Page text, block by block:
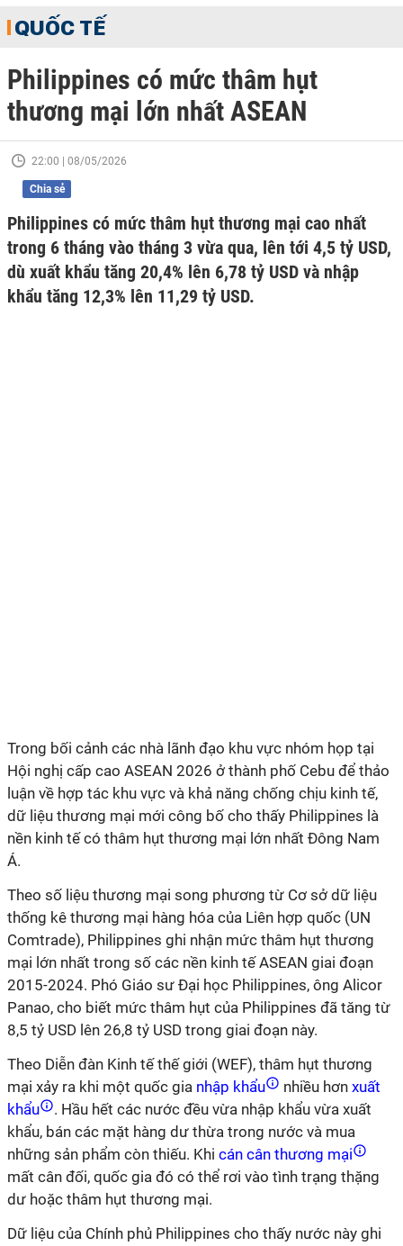
QUỐC TẾ
Philippines có mức thâm hụt
thương mại lớn nhất ASEAN
22:00 | 08/05/2026
Chia sẻ
Philippines có mức thâm hụt thương mại cao nhất
trong 6 tháng vào tháng 3 vừa qua, lên tới 4,5 tỷ USD,
dù xuất khẩu tăng 20,4% lên 6,78 tỷ USD và nhập
khẩu tăng 12,3% lên 11,29 tỷ USD.
Trong bối cảnh các nhà lãnh đạo khu vực nhóm họp tại
Hội nghị cấp cao ASEAN 2026 ở thành phố Cebu để thảo
luận về hợp tác khu vực và khả năng chống chịu kinh tế,
dữ liệu thương mại mới công bố cho thấy Philippines là
nền kinh tế có thâm hụt thương mại lớn nhất Đông Nam
Á.
Theo số liệu thương mại song phương từ Cơ sở dữ liệu
thống kê thương mại hàng hóa của Liên hợp quốc (UN
Comtrade), Philippines ghi nhận mức thâm hụt thương
mại lớn nhất trong số các nền kinh tế ASEAN giai đoạn
2015-2024. Phó Giáo sư Đại học Philippines, ông Alicor
Panao, cho biết mức thâm hụt của Philippines đã tăng từ
8,5 tỷ USD lên 26,8 tỷ USD trong giai đoạn này.
Theo Diễn đàn Kinh tế thế giới (WEF), thâm hụt thương
mại xảy ra khi một quốc gia nhập khẩu nhiều hơn xuất
khẩu
. Hầu hết các nước đều vừa nhập khẩu vừa xuất
khẩu, bán các mặt hàng dư thừa trong nước và mua
những sản phẩm còn thiếu. Khi cán cân thương mại
mất cân đối, quốc gia đó có thể rơi vào tình trạng thặng
dư hoặc thâm hụt thương mại.
Dữ liệu của Chính phủ Philippines cho thấy nước này ghi